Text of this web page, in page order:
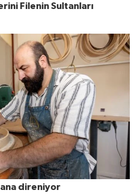
Filenin Sultanları
direniyor